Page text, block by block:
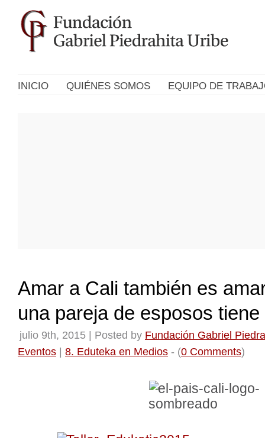
INICIO QUIÉNES SOMOS EQUIPO DE
Amar a Cali también es
una pareja de esposos
julio 9th, 2015 | Posted by Fundación Gabriel
Eventos
8. Eduteka en Medios - (0 Comments)